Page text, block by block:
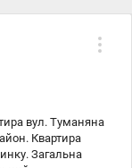
вул. Туманяна
Квартира
Загальна